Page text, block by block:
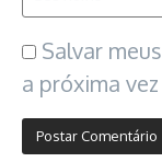
Salvar
a próxima